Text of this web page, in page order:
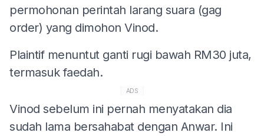
permohonan perintah larang suara (gag
order) yang dimohon Vinod.
Plaintif menuntut ganti rugi bawah RM30 juta,
termasuk faedah.
ADS
Vinod sebelum ini pernah menyatakan dia
sudah lama bersahabat dengan Anwar. Ini